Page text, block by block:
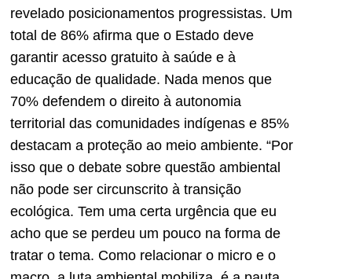
revelado posicionamentos progressistas. Um
total de 86% afirma que o Estado deve
garantir acesso gratuito à saúde e à
educação de qualidade. Nada menos que
70% defendem o direito à autonomia
territorial das comunidades indígenas e 85%
destacam a proteção ao meio ambiente. “Por
isso que o debate sobre questão ambiental
não pode ser circunscrito à transição
ecológica. Tem uma certa urgência que eu
acho que se perdeu um pouco na forma de
tratar o tema. Como relacionar o micro e o